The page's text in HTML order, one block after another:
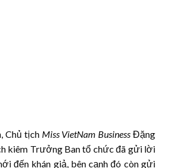
Chủ tịch Miss VietNam Business Đặng
kiêm Trưởng Ban tổ chức đã gửi lời
đến khán giả, bên cạnh đó còn gửi